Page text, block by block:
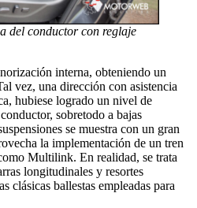
del conductor con reglaje
interna, obteniendo un
vez, una dirección con asistencia
hubiese logrado un nivel de
sobretodo a bajas
se muestra con un gran
la implementación de un tren
Multilink. En realidad, se trata
longitudinales y resortes
clásicas ballestas empleadas para